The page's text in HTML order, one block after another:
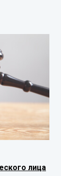
лица